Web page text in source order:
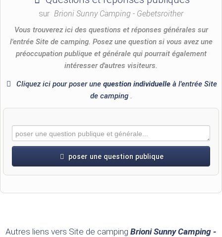
sur Brioni Sunny Camping - Gebetsroither
Vous trouverez ici des questions et réponses générales sur
l'entrée Site de camping. Posez une question si vous avez une
préoccupation publique et générale qui pourrait également
intéresser d'autres visiteurs.
Cliquez ici pour poser unequestion individuelle à l'entrée Site
de camping .
poser une question publique
Autres liens vers Site de camping Brioni Sunny Camping -